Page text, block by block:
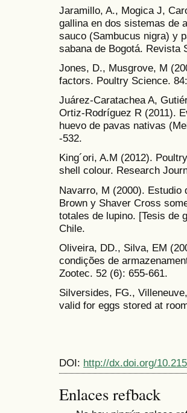
Jaramillo, A., Mogica J,
gallina en dos sistemas de
sauco (Sambucus nigra) y
sabana de Bogotá. Revista
Jones, D., Musgrove, M
factors. Poultry Science.
Juárez-Caratachea A,
Ortiz-Rodríguez R (2011).
huevo de pavas nativas
-532.
King´ori, A.M (2012).
shell colour. Research
Navarro, M (2000). Estudio
Brown y Shaver Cross
totales de lupino. [Tesis de
Chile.
Oliveira, DD., Silva, EM
condições de
Zootec. 52 (6): 655-661.
Silversides, FG.,
valid for eggs stored at
DOI: http://dx.doi.org/
Enlaces refback